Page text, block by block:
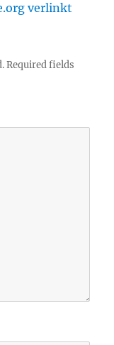
verlinkt
Required fields